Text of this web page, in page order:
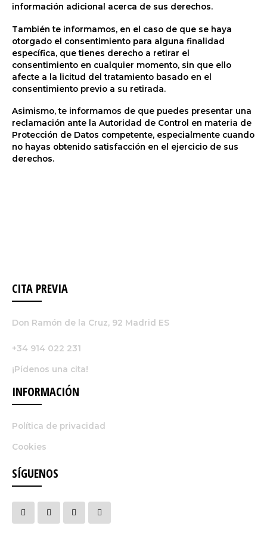
información adicional acerca de sus derechos.
También te informamos, en el caso de que se haya
otorgado el consentimiento para alguna finalidad
específica, que tienes derecho a retirar el
consentimiento en cualquier momento, sin que ello
afecte a la licitud del tratamiento basado en el
consentimiento previo a su retirada.
Asimismo, te informamos de que puedes presentar una
reclamación ante la Autoridad de Control en materia de
Protección de Datos competente, especialmente cuando
no hayas obtenido satisfacción en el ejercicio de sus
derechos.
CITA PREVIA
Don Ramón de la Cruz, 92 Madrid ES
+34 914 022 231
¡Pídenos una cita!
INFORMACIÓN
Política de privacidad
Cookies
SÍGUENOS